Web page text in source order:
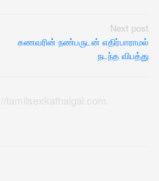
Next post
கணவரின் நண்பருடன் எதிர்பாராமல்
நடந்த விபத்து
tamilsexkathaigal.com